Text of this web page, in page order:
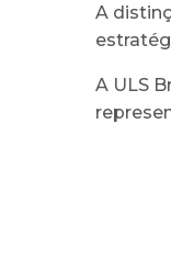
A
A ULS